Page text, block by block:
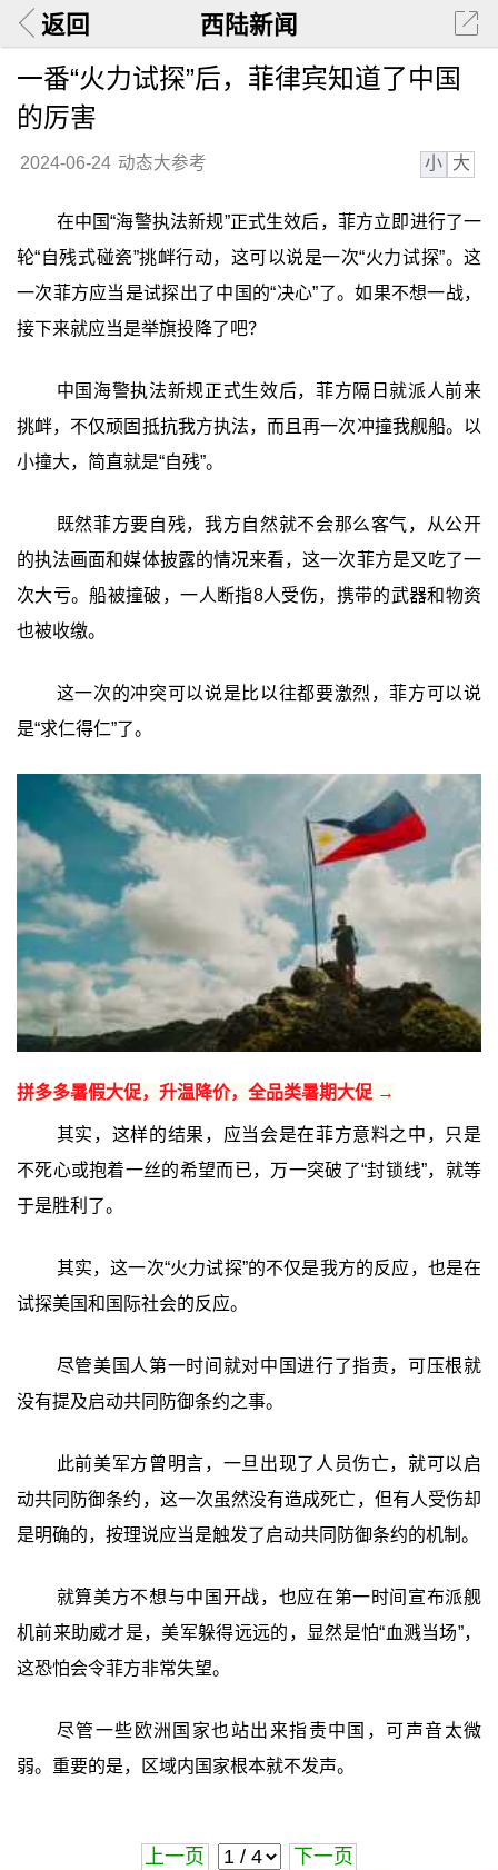
返回 西陆新闻
一番“火力试探”后，菲律宾知道了中国
的厉害
2024-06-24 动态大参考 小 大
在中国“海警执法新规”正式生效后，菲方立即进行了一
轮“自残式碰瓷”挑衅行动，这可以说是一次“火力试探”。这
一次菲方应当是试探出了中国的“决心”了。如果不想一战，
接下来就应当是举旗投降了吧？
中国海警执法新规正式生效后，菲方隔日就派人前来
挑衅，不仅顽固抵抗我方执法，而且再一次冲撞我舰船。以
小撞大，简直就是“自残”。
既然菲方要自残，我方自然就不会那么客气，从公开
的执法画面和媒体披露的情况来看，这一次菲方是又吃了一
次大亏。船被撞破，一人断指8人受伤，携带的武器和物资
也被收缴。
这一次的冲突可以说是比以往都要激烈，菲方可以说
是“求仁得仁”了。
拼多多暑假大促，升温降价，全品类暑期大促 →
其实，这样的结果，应当会是在菲方意料之中，只是
不死心或抱着一丝的希望而已，万一突破了“封锁线”，就等
于是胜利了。
其实，这一次“火力试探”的不仅是我方的反应，也是在
试探美国和国际社会的反应。
尽管美国人第一时间就对中国进行了指责，可压根就
没有提及启动共同防御条约之事。
此前美军方曾明言，一旦出现了人员伤亡，就可以启
动共同防御条约，这一次虽然没有造成死亡，但有人受伤却
是明确的，按理说应当是触发了启动共同防御条约的机制。
就算美方不想与中国开战，也应在第一时间宣布派舰
机前来助威才是，美军躲得远远的，显然是怕“血溅当场”，
这恐怕会令菲方非常失望。
尽管一些欧洲国家也站出来指责中国，可声音太微
弱。重要的是，区域内国家根本就不发声。
上一页 下一页